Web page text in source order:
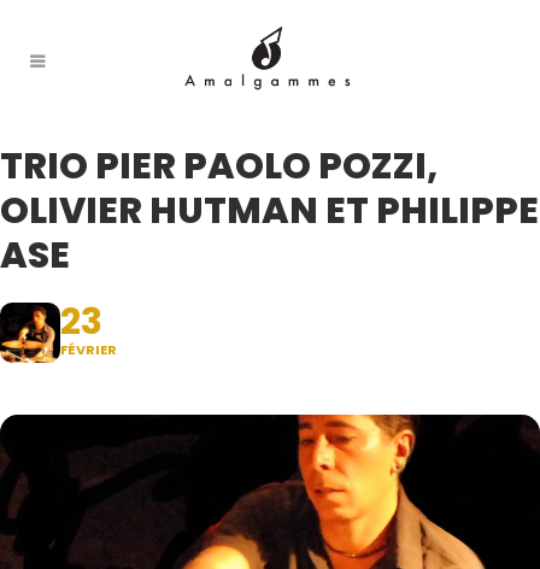
TRIO PIER PAOLO POZZI,
OLIVIER HUTMAN ET PHILIPPE
ASE
23
FÉVRIER